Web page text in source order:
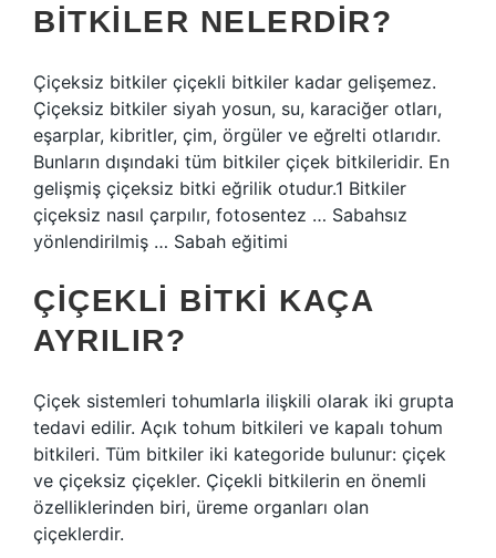
BITKILER NELERDIR?
Çiçeksiz bitkiler çiçekli bitkiler kadar gelişemez.
Çiçeksiz bitkiler siyah yosun, su, karaciğer otları,
eşarplar, kibritler, çim, örgüler ve eğrelti otlarıdır.
Bunların dışındaki tüm bitkiler çiçek bitkileridir. En
gelişmiş çiçeksiz bitki eğrilik otudur.1 Bitkiler
çiçeksiz nasıl çarpılır, fotosentez … Sabahsız
yönlendirilmiş … Sabah eğitimi
ÇIÇEKLI BITKI KAÇA
AYRILIR?
Çiçek sistemleri tohumlarla ilişkili olarak iki grupta
tedavi edilir. Açık tohum bitkileri ve kapalı tohum
bitkileri. Tüm bitkiler iki kategoride bulunur: çiçek
ve çiçeksiz çiçekler. Çiçekli bitkilerin en önemli
özelliklerinden biri, üreme organları olan
çiçeklerdir.